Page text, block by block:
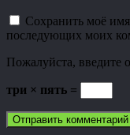
Сохранить моё
последующих моих
Пожалуйста, введите
три × пять =